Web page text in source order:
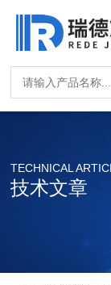
TECHNICAL
技术文章